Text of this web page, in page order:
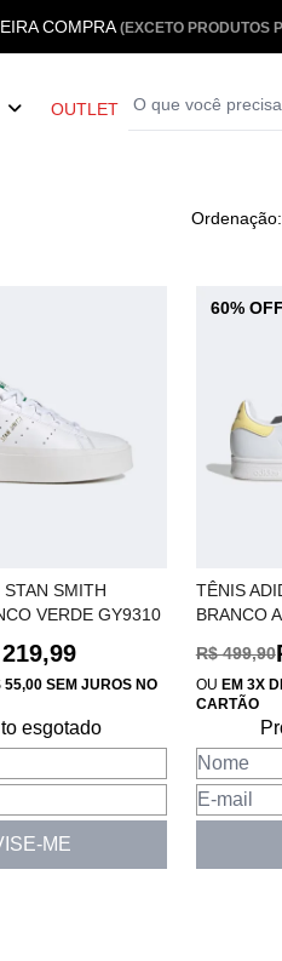
COMPRA (EXCETO PRODUTOS
OUTLET
Ordenação:
SMITH
VERDE GY9310
55,00 SEM JUROS NO
esgotado
ME
TÊNIS
BRANCO
R$ 499,90
OU EM 3X
CARTÃO
60% OFF